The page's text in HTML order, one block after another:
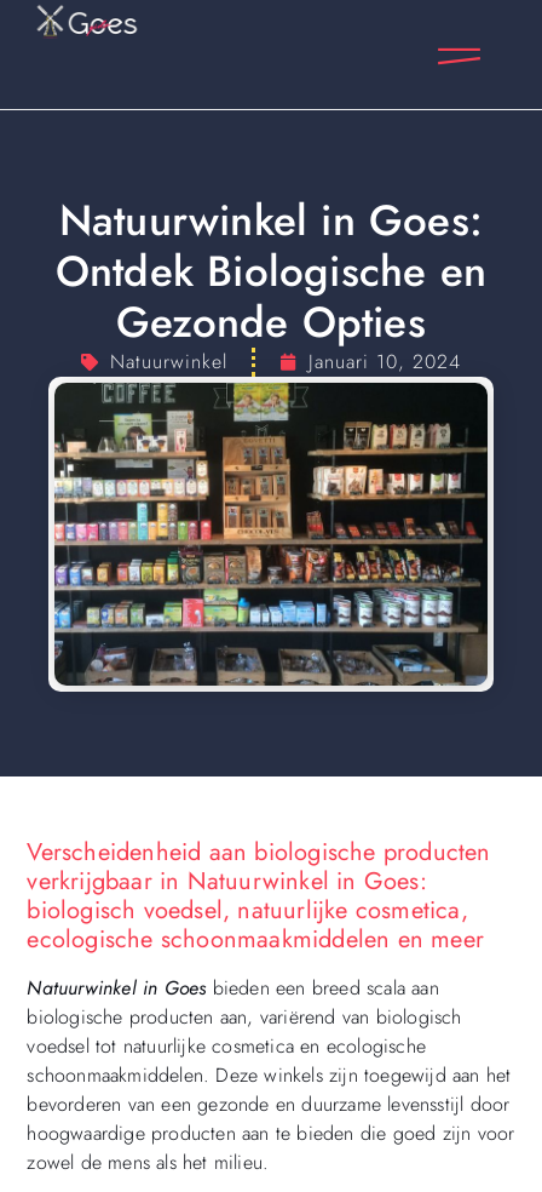
Natuurwinkel in Goes:
Ontdek Biologische en
Gezonde Opties
Natuurwinkel Januari 10, 2024
Verscheidenheid aan biologische producten
verkrijgbaar in Natuurwinkel in Goes:
biologisch voedsel, natuurlijke cosmetica,
ecologische schoonmaakmiddelen en meer
Natuurwinkel in Goesbieden een breed scala aan
biologische producten aan, variërend van biologisch
voedsel tot natuurlijke cosmetica en ecologische
schoonmaakmiddelen. Deze winkels zijn toegewijd aan het
bevorderen van een gezonde en duurzame levensstijl door
hoogwaardige producten aan te bieden die goed zijn voor
zowel de mens als het milieu.